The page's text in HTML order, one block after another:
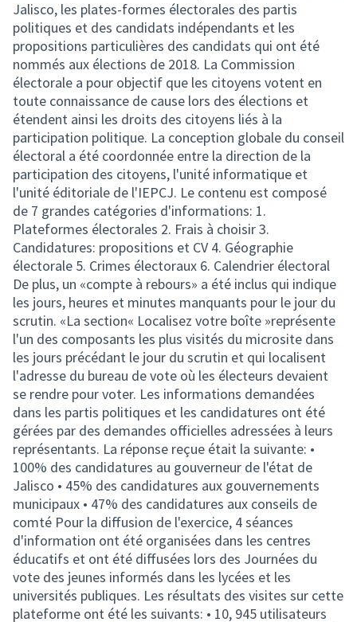
Jalisco, les plates-formes électorales des partis
politiques et des candidats indépendants et les
propositions particulières des candidats qui ont été
nommés aux élections de 2018. La Commission
électorale a pour objectif que les citoyens votent en
toute connaissance de cause lors des élections et
étendent ainsi les droits des citoyens liés à la
participation politique. La conception globale du conseil
électoral a été coordonnée entre la direction de la
participation des citoyens, l'unité informatique et
l'unité éditoriale de l'IEPCJ. Le contenu est composé
de 7 grandes catégories d'informations: 1.
Plateformes électorales 2. Frais à choisir 3.
Candidatures: propositions et CV 4. Géographie
électorale 5. Crimes électoraux 6. Calendrier électoral
De plus, un «compte à rebours» a été inclus qui indique
les jours, heures et minutes manquants pour le jour du
scrutin. «La section« Localisez votre boîte »représente
l'un des composants les plus visités du microsite dans
les jours précédant le jour du scrutin et qui localisent
l'adresse du bureau de vote où les électeurs devaient
se rendre pour voter. Les informations demandées
dans les partis politiques et les candidatures ont été
gérées par des demandes officielles adressées à leurs
représentants. La réponse reçue était la suivante: •
100% des candidatures au gouverneur de l'état de
Jalisco • 45% des candidatures aux gouvernements
municipaux • 47% des candidatures aux conseils de
comté Pour la diffusion de l'exercice, 4 séances
d'information ont été organisées dans les centres
éducatifs et ont été diffusées lors des Journées du
vote des jeunes informés dans les lycées et les
universités publiques. Les résultats des visites sur cette
plateforme ont été les suivants: • 10, 945 utilisateurs